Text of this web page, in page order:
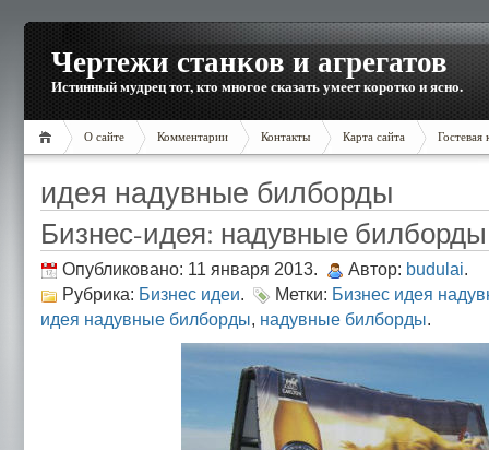
Чертежи станков и агрегатов
Истинный мудрец тот, кто многое сказать умеет коротко и ясно.
О сайте Комментарии Контакты Карта сайта Гостевая
идея надувные билборды
Бизнес-идея: надувные билборды
Опубликовано: 11 января 2013. Автор: budulai.
Рубрика: Бизнес идеи. Метки: Бизнес идея
идея надувные билборды, надувные билборды.